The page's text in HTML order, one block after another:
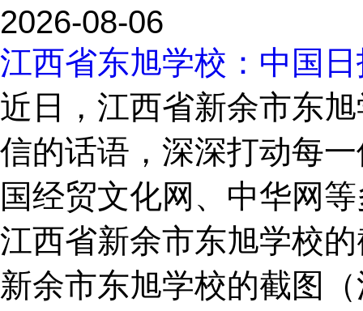
2026-08-06
江西省东旭学校：中国
近日，江西省新余市东
信的话语，深深打动每
国经贸文化网、中华网
江西省新余市东旭学校
新余市东旭学校的截图